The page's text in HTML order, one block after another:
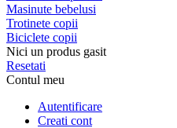
Masinute bebelusi
Trotinete copii
Biciclete copii
Nici un produs gasit
Resetati
Contul meu
Autentificare
Creati cont